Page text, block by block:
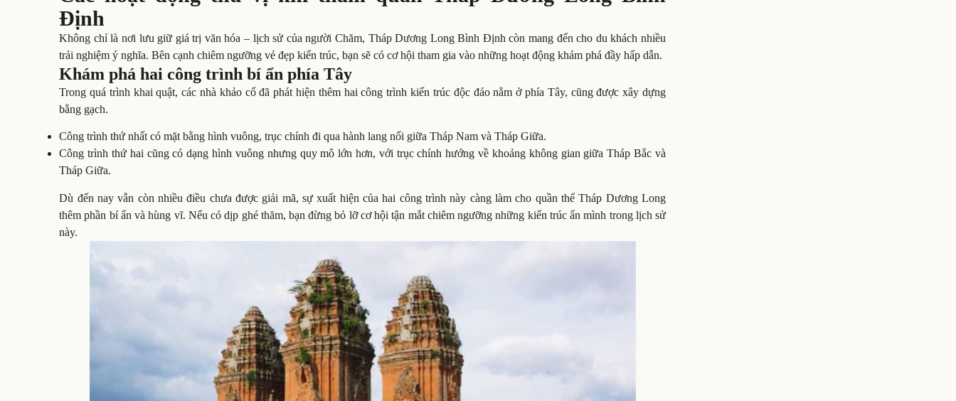
Định
Không chỉ là nơi lưu giữ giá trị văn hóa – lịch sử của người Chăm, Tháp Dương Long Bình Định còn mang đến cho du khách nhiều
trải nghiệm ý nghĩa. Bên cạnh chiêm ngưỡng vẻ đẹp kiến trúc, bạn sẽ có cơ hội tham gia vào những hoạt động khám phá đầy hấp dẫn.
Khám phá hai công trình bí ẩn phía Tây
Trong quá trình khai quật, các nhà khảo cổ đã phát hiện thêm hai công trình kiến trúc độc đáo nằm ở phía Tây, cũng được xây dựng
bằng gạch.
Công trình thứ nhất có mặt bằng hình vuông, trục chính đi qua hành lang nối giữa Tháp Nam và Tháp Giữa.
Công trình thứ hai cũng có dạng hình vuông nhưng quy mô lớn hơn, với trục chính hướng về khoảng không gian giữa Tháp Bắc và
Tháp Giữa.
Dù đến nay vẫn còn nhiều điều chưa được giải mã, sự xuất hiện của hai công trình này càng làm cho quần thể Tháp Dương Long
thêm phần bí ẩn và hùng vĩ. Nếu có dịp ghé thăm, bạn đừng bỏ lỡ cơ hội tận mắt chiêm ngưỡng những kiến trúc ẩn mình trong lịch sử
này.